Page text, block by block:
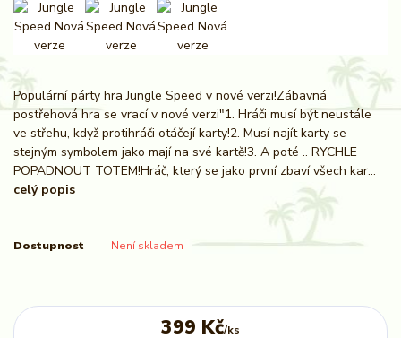
Populární párty hra Jungle Speed v nové verzi!Zábavná
postřehová hra se vrací v nové verzi"1. Hráči musí být neustále
ve střehu, když protihráči otáčejí karty!2. Musí najít karty se
stejným symbolem jako mají na své kartě!3. A poté .. RYCHLE
POPADNOUT TOTEM!Hráč, který se jako první zbaví všech kar...
celý popis
Dostupnost Není skladem
399 Kč/ks